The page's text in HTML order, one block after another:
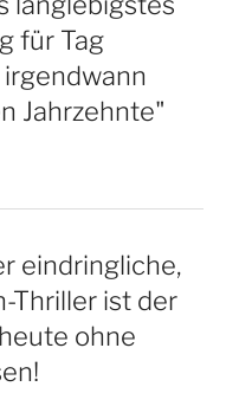
für Tag
Jahrzehnte"
eindringliche,
Thriller ist der
ohne